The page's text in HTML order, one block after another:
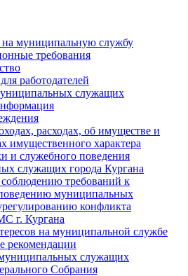
муниципальную службу
требования
работодателей
служащих
расходах, об имуществе и
имущественного характера
и служебного поведения
служащих города Кургана
требований к
муниципальных
конфликта
г. Кургана
на муниципальной службе
рекомендации
служащих
Cобрания